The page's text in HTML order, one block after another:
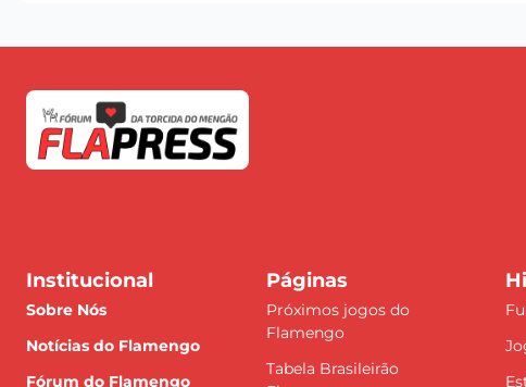
Institucional
Sobre Nós
Notícias do Flamengo
Fórum do Flamengo
Páginas
Próximos jogos do
Flamengo
Tabela Brasileirão